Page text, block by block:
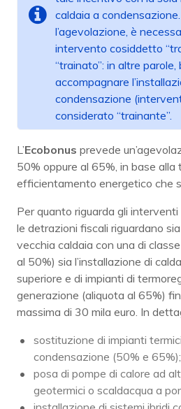
caldaia a
l’agevolazione, è
intervento cosiddetto
“trainato”: in altre parole,
accompagnare
condensazione
considerato “trainante”.
L’Ecobonus prevede
50% oppure al 65%, in base alla
efficientamento energetico che
Per quanto riguarda gli
le detrazioni fiscali riguardano
vecchia caldaia con una di
al 50%) sia l’installazione di
superiore e di impianti di
generazione (aliquota al 65%)
massima di 30 mila euro. In
sostituzione di impianti
condensazione (50% e 65%);
posa di pompe di calore ad
geotermici o scaldacqua a